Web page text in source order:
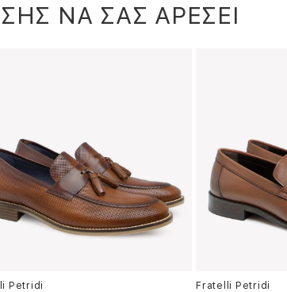
ΝΑ ΣΑΣ ΑΡΕΣΕΙ
Petridi Fratelli Petridi